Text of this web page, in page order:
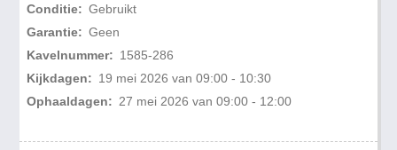
Conditie: Gebruikt
Garantie: Geen
Kavelnummer: 1585-286
Kijkdagen: 19 mei 2026 van 09:00 - 10:30
Ophaaldagen: 27 mei 2026 van 09:00 - 12:00